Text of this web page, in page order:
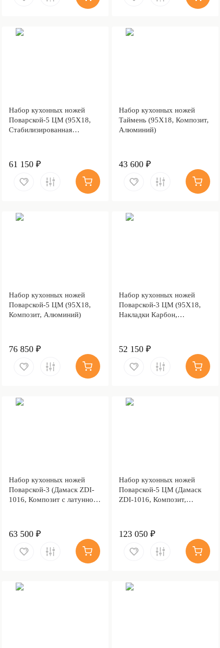
Набор кухонных ножей
Поварской-5 ЦМ (95Х18,
Стабилизированная
61 150 ₽
Набор кухонных ножей
Таймень (95Х18, Композит,
Алюминий)
43 600 ₽
Набор кухонных ножей
Поварской-5 ЦМ (95Х18,
Композит, Алюминий)
76 850 ₽
Набор кухонных ножей
Поварской-3 ЦМ (95Х18,
Накладки Карбон,
52 150 ₽
Набор кухонных ножей
Поварской-3 (Дамаск ZDI-
1016, Композит с латунной
63 500 ₽
Набор кухонных ножей
Поварской-5 ЦМ (Дамаск
ZDI-1016, Композит,
123 050 ₽